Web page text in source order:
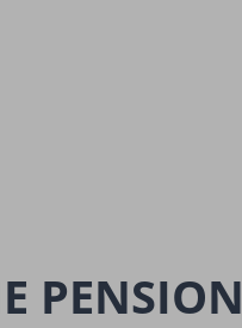
PENSION